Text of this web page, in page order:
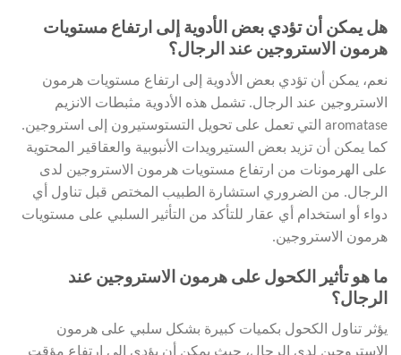
هل يمكن أن تؤدي بعض الأدوية إلى ارتفاع مستويات
هرمون الاستروجين عند الرجال؟
نعم، يمكن أن تؤدي بعض الأدوية إلى ارتفاع مستويات هرمون
الاستروجين عند الرجال. تشمل هذه الأدوية مثبطات الانزيم
aromatase التي تعمل على تحويل التستوستيرون إلى استروجين.
كما يمكن أن تزيد بعض الستيرويدات الأنبوبية والعقاقير المحتوية
على الهرمونات من ارتفاع مستويات هرمون الاستروجين لدى
الرجال. من الضروري استشارة الطبيب المختص قبل تناول أي
دواء أو استخدام أي عقار للتأكد من التأثير السلبي على مستويات
هرمون الاستروجين.
ما هو تأثير الكحول على هرمون الاستروجين عند
الرجال؟
يؤثر تناول الكحول بكميات كبيرة بشكل سلبي على هرمون